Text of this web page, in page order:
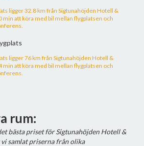
ligger 32.8 km från Sigtunahöjden Hotell &
att köra med bil mellan flygplatsen och
ligger 76 km från Sigtunahöjden Hotell &
att köra med bil mellan flygplatsen och
rum:
bästa priset för Sigtunahöjden Hotell &
samlat priserna från olika